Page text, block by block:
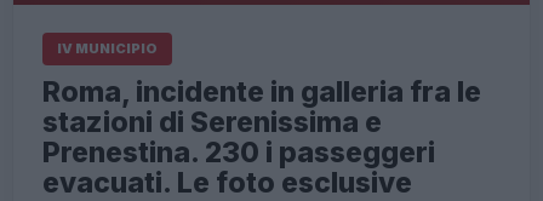
IV MUNICIPIO
Roma, incidente in galleria fra le
stazioni di Serenissima e
Prenestina. 230 i passeggeri
evacuati. Le foto esclusive